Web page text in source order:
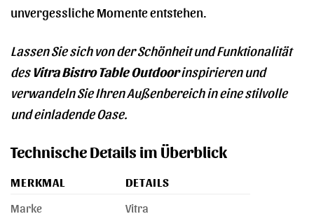
unvergessliche Momente entstehen.
Lassen Sie sich von der Schönheit und Funktionalität
des Vitra Bistro Table Outdoorinspirieren und
verwandeln Sie Ihren Außenbereich in eine stilvolle
und einladende Oase.
Technische Details im Überblick
MERKMAL
DETAILS
Marke
Vitra